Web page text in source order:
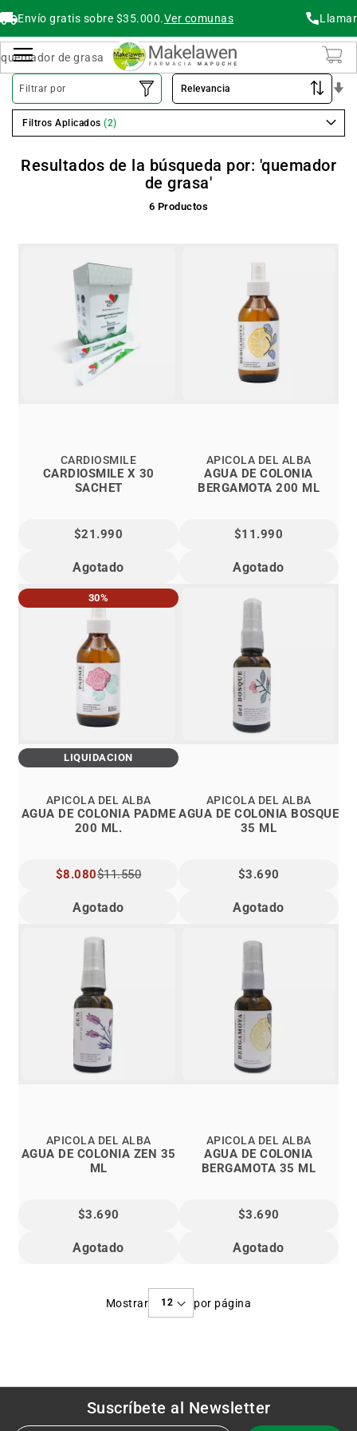
Envío gratis sobre $35.000.Ver comunas Llamar
Resultados de la búsqueda por: 'quemador
de grasa'
6 Productos
CARDIOSMILE X 30
SACHET
CARDIOSMILE
$21.990
Agotado
AGUA DE COLONIA
BERGAMOTA 200 ML
APICOLA DEL ALBA
$11.990
Agotado
30%
LIQUIDACIÓN
AGUA DE COLONIA PADME
200 ML.
APICOLA DEL ALBA
PRECIO
ESPECIAL
$8.080$11.550
Agotado
AGUA DE COLONIA BOSQUE
35 ML
APICOLA DEL ALBA
$3.690
Agotado
AGUA DE COLONIA ZEN 35
ML
APICOLA DEL ALBA
$3.690
Agotado
AGUA DE COLONIA
BERGAMOTA 35 ML
APICOLA DEL ALBA
$3.690
Agotado
Mostrar por página
Filtrar por
Filtros Aplicados
Suscríbete al Newsletter